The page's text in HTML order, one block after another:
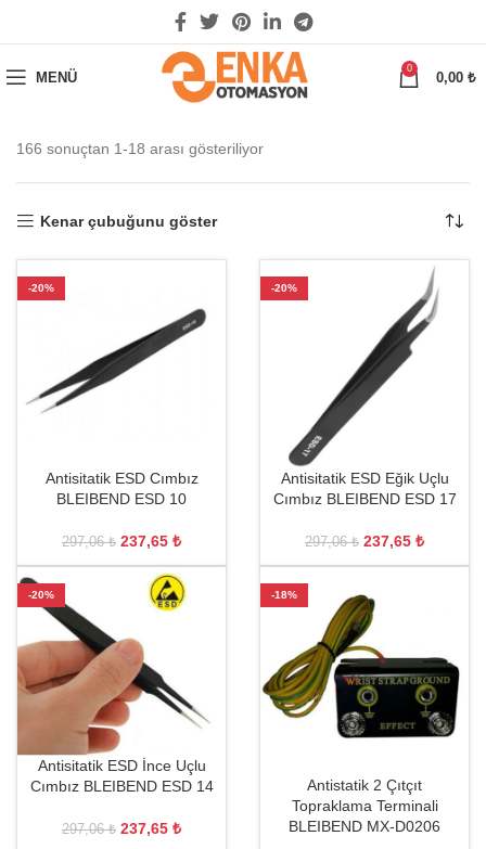
MENÜ
0
0,00 ₺
166 sonuçtan 1-18 arası gösteriliyor
Kenar çubuğunu göster
-20%
Antisitatik ESD Cımbız
BLEIBEND ESD 10
297,06₺ 237,65 ₺
-20%
Antisitatik ESD Eğik Uçlu
Cımbız BLEIBEND ESD 17
297,06₺ 237,65 ₺
-20%
Antisitatik ESD İnce Uçlu
Cımbız BLEIBEND ESD 14
297,06₺ 237,65 ₺
-18%
Antistatik 2 Çıtçıt
Topraklama Terminali
BLEIBEND MX-D0206